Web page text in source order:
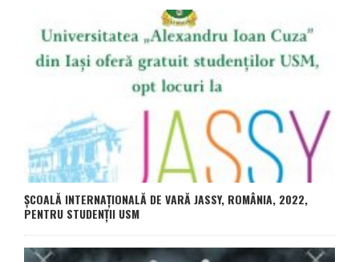
ȘCOALĂ INTERNAȚIONALĂ DE VARĂ JASSY, ROMÂNIA, 2022,
PENTRU STUDENȚII USM